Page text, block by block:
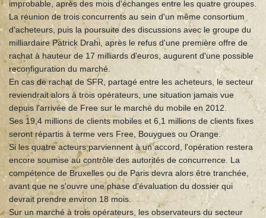
improbable, après des mois d'échanges entre les quatre groupes.
La réunion de trois concurrents au sein d'un même consortium
d'acheteurs, puis la poursuite des discussions avec le groupe du
milliardaire Patrick Drahi, après le refus d'une première offre de
rachat à hauteur de 17 milliards d'euros, augurent d'une possible
reconfiguration du marché.
En cas de rachat de SFR, partagé entre les acheteurs, le secteur
reviendrait alors à trois opérateurs, une situation jamais vue
depuis l'arrivée de Free sur le marché du mobile en 2012.
Ses 19,4 millions de clients mobiles et 6,1 millions de clients fixes
seront répartis à terme vers Free, Bouygues ou Orange.
Si les quatre acteurs parviennent à un accord, l'opération restera
encore soumise au contrôle des autorités de concurrence. La
compétence de Bruxelles ou de Paris devra alors être tranchée,
avant que ne s'ouvre une phase d'évaluation du dossier qui
devrait prendre environ 18 mois.
Sur un marché à trois opérateurs, les observateurs du secteur